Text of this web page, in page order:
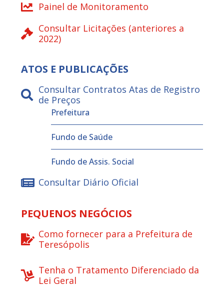
Painel de Monitoramento
Consultar Licitações (anteriores a
2022)
ATOS E PUBLICAÇÕES
Consultar Contratos Atas de Registro
de Preços
Prefeitura
Fundo de Saúde
Fundo de Assis. Social
Consultar Diário Oficial
PEQUENOS NEGÓCIOS
Como fornecer para a Prefeitura de
Teresópolis
Tenha o Tratamento Diferenciado da
Lei Geral